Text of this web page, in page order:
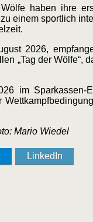
haben ihre
einem sportlich
2026,
„Tag der
im
Mario Wiedel
LinkedIn